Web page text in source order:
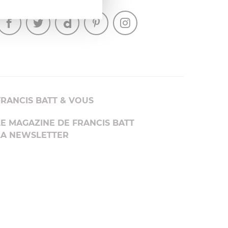
BATT & VOUS
MAGAZINE DE FRANCIS BATT
NEWSLETTER